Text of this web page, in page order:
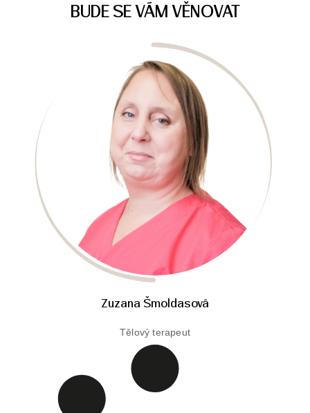
BUDE SE VÁM VĚNOVAT
Zuzana Šmoldasová
Tělový terapeut